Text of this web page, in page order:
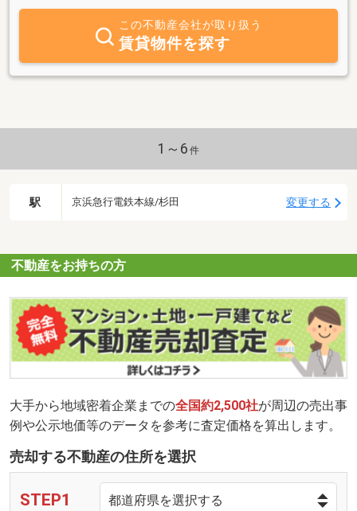
この不動産会社が取り扱う
賃貸物件を探す
1～6 件
駅 京浜急行電鉄本線/杉田 変更する
不動産をお持ちの方
大手から地域密着企業までの全国約2,500社が周辺の売出事
例や公示地価等のデータを参考に査定価格を算出します。
売却する不動産の住所を選択
STEP1